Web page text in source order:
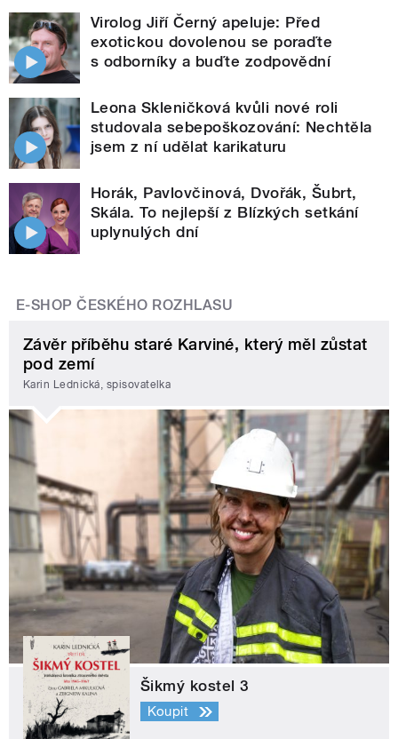
Virolog Jiří Černý apeluje: Před
exotickou dovolenou se poraďte
s odborníky a buďte zodpovědní
Leona Skleničková kvůli nové roli
studovala sebepoškozování: Nechtěla
jsem z ní udělat karikaturu
Horák, Pavlovčinová, Dvořák, Šubrt,
Skála. To nejlepší z Blízkých setkání
uplynulých dní
E-SHOP ČESKÉHO ROZHLASU
Závěr příběhu staré Karviné, který měl zůstat
pod zemí
Karin Lednická, spisovatelka
Šikmý kostel 3
Koupit